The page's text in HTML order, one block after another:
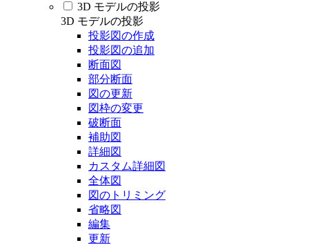
3D モデルの投影
3D モデルの投影
投影図の作成
投影図の追加
断面図
部分断面
図の更新
図枠の変更
破断面
補助図
詳細図
カスタム詳細図
全体図
図のトリミング
省略図
編集
更新